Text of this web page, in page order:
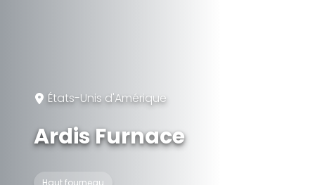
États-Unis d'Amérique
Ardis Furnace
Haut fourneau